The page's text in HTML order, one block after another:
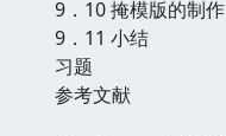
9．10 掩模版的制作
9．11 小结
习题
参考文献